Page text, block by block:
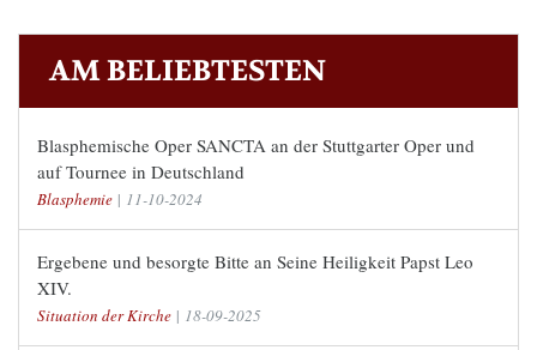
AM BELIEBTESTEN
Blasphemische Oper SANCTA an der Stuttgarter Oper und
auf Tournee in Deutschland
Blasphemie | 11-10-2024
Ergebene und besorgte Bitte an Seine Heiligkeit Papst Leo
XIV.
Situation der Kirche | 18-09-2025